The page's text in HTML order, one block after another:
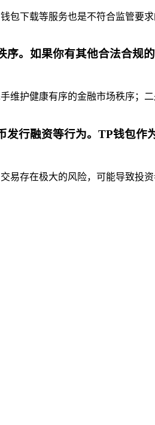
包下载等服务也是不符合监管要
。如果你有其他合法合规
维护健康有序的金融市场秩序；
行融资等行为。TP钱包作
易存在极大的风险，可能导致投